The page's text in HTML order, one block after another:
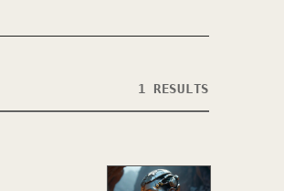
1 RESULTS